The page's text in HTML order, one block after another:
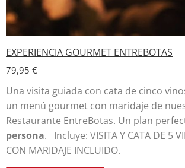
EXPERIENCIA GOURMET ENTREBOTAS
79,95 €
Una visita guiada con cata de cinco
un menú gourmet con maridaje de
Restaurante EntreBotas. Un plan
persona. Incluye: VISITA Y CATA DE 5
CON MARIDAJE INCLUIDO.